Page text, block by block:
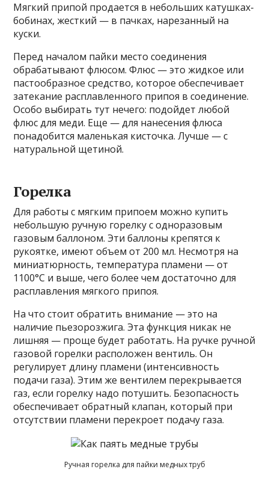
Мягкий припой продается в небольших катушках-
бобинах, жесткий — в пачках, нарезанный на
куски.
Перед началом пайки место соединения
обрабатывают флюсом. Флюс — это жидкое или
пастообразное средство, которое обеспечивает
затекание расплавленного припоя в соединение.
Особо выбирать тут нечего: подойдет любой
флюс для меди. Еще — для нанесения флюса
понадобится маленькая кисточка. Лучше — с
натуральной щетиной.
Горелка
Для работы с мягким припоем можно купить
небольшую ручную горелку с одноразовым
газовым баллоном. Эти баллоны крепятся к
рукоятке, имеют объем от 200 мл. Несмотря на
миниатюрность, температура пламени — от
1100°C и выше, чего более чем достаточно для
расплавления мягкого припоя.
На что стоит обратить внимание — это на
наличие пьезорозжига. Эта функция никак не
лишняя — проще будет работать. На ручке ручной
газовой горелки расположен вентиль. Он
регулирует длину пламени (интенсивность
подачи газа). Этим же вентилем перекрывается
газ, если горелку надо потушить. Безопасность
обеспечивает обратный клапан, который при
отсутствии пламени перекроет подачу газа.
Ручная горелка для пайки медных труб